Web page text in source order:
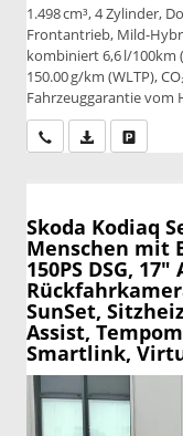
1.498 cm³, 4 Zylinder,
Frontantrieb, Mild-
kombiniert 6,6 l/100km
150.00 g/km (WLTP),
Fahrzeuggarantie vom
Wir rufen Sie an
PDF-Datei,
Skoda Kodiaq
Menschen mit
150PS DSG,
SunSet,
Assist,
Smartlink,